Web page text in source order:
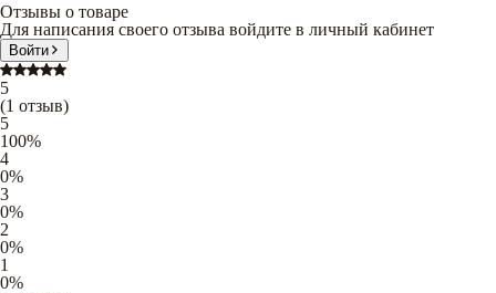
Отзывы о товаре
Для написания своего отзыва войдите в личный кабинет
Войти
5
(1 отзыв)
5
100%
4
0%
3
0%
2
0%
1
0%